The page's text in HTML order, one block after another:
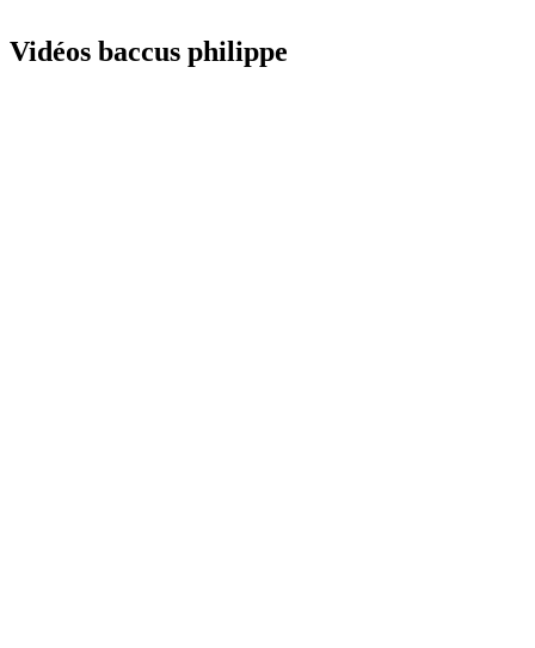
Vidéos baccus philippe